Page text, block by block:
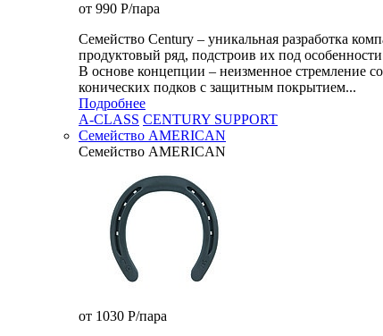
от 990 P/пара
Семейство Century – уникальная разработка
продуктовый ряд, подстроив их под
В основе концепции – неизменное стремление
конических подков с защитным покрытием...
Подробнее
A-CLASS CENTURY SUPPORT
Семейство AMERICAN
Семейство AMERICAN
от 1030 P/пара